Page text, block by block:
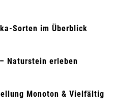
Sorten im Überblick
Naturstein erleben
Monoton & Vielfältig